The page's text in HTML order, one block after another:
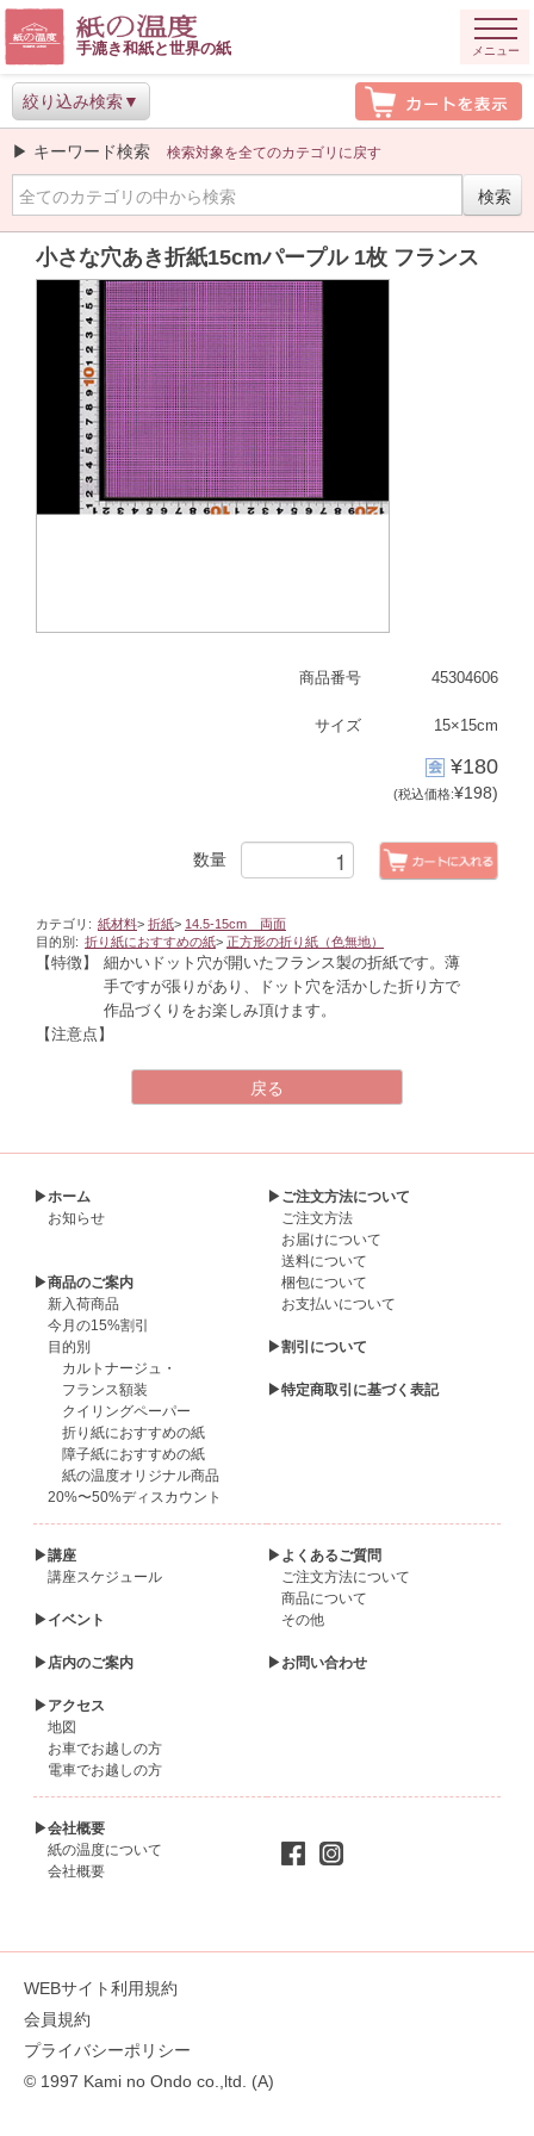
手漉き和紙と世界の紙 メニュー
絞り込み検索
▶ キーワード検索 検索対象を全てのカテゴリに戻す
小さな穴あき折紙15cmパープル 1枚 フランス
45304606
商品番号
15×15cm
サイズ
¥180
(税込価格:¥198)
数量
カテゴリ: 紙材料> 折紙> 14.5-15cm 両面
目的別: 折り紙におすすめの紙> 正方形の折り紙（色無地）
【特徴】
細かいドット穴が開いたフランス製の折紙です。薄
手ですが張りがあり、ドット穴を活かした折り方で
作品づくりをお楽しみ頂けます。
【注意点】
▶ホーム
お知らせ
▶商品のご案内
新入荷商品
今月の15%割引
目的別
カルトナージュ・
フランス額装
クイリングペーパー
折り紙におすすめの紙
障子紙におすすめの紙
紙の温度オリジナル商品
20%〜50%ディスカウント
▶ご注文方法について
ご注文方法
お届けについて
送料について
梱包について
お支払いについて
▶割引について
▶特定商取引に基づく表記
▶講座
講座スケジュール
▶イベント
▶店内のご案内
▶アクセス
地図
お車でお越しの方
電車でお越しの方
▶よくあるご質問
ご注文方法について
商品について
その他
▶お問い合わせ
▶会社概要
紙の温度について
会社概要
WEBサイト利用規約
会員規約
プライバシーポリシー
© 1997 Kami no Ondo co.,ltd. (A)